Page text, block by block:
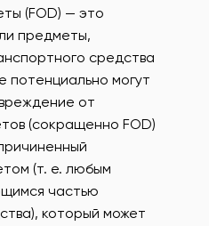
(FOD) — это
предметы,
средства
потенциально могут
от
(сокращенно FOD)
(т. е. любым
частью
который может